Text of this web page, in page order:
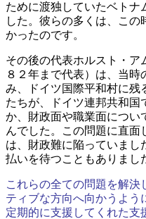
ために渡独していたベトナ
した。彼らの多くは、こ
かったのです。
その後の代表ホルスト・ア
８２年まで代表）は、当時
み、ドイツ国際平和村に残
たちが、ドイツ連邦共和国
か、財政面や職業面につい
んでした。この問題に直
は、財政難に陥っていまし
払いを待つこともありまし
これらの全ての問題を解決
ティブな方向へ向かうよう
定期的に支援してくれた支